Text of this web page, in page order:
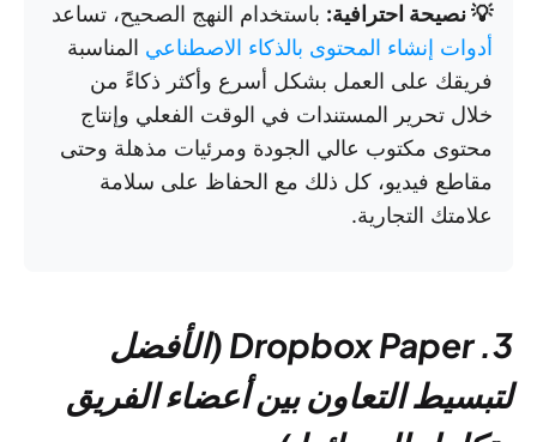
💡 نصيحة احترافية: باستخدام النهج الصحيح، تساعد
أدوات إنشاء المحتوى بالذكاء الاصطناعي المناسبة
فريقك على العمل بشكل أسرع وأكثر ذكاءً من
خلال تحرير المستندات في الوقت الفعلي وإنتاج
محتوى مكتوب عالي الجودة ومرئيات مذهلة وحتى
مقاطع فيديو، كل ذلك مع الحفاظ على سلامة
علامتك التجارية.
3. Dropbox Paper (الأفضل
لتبسيط التعاون بين أعضاء الفريق